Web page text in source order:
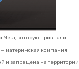
которую признали
— материнская компания
и запрещена на территории